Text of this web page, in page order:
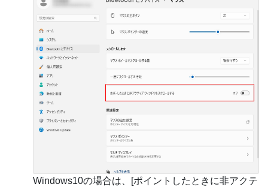
Windows10の場合は、[ポイントしたときに非アクテ